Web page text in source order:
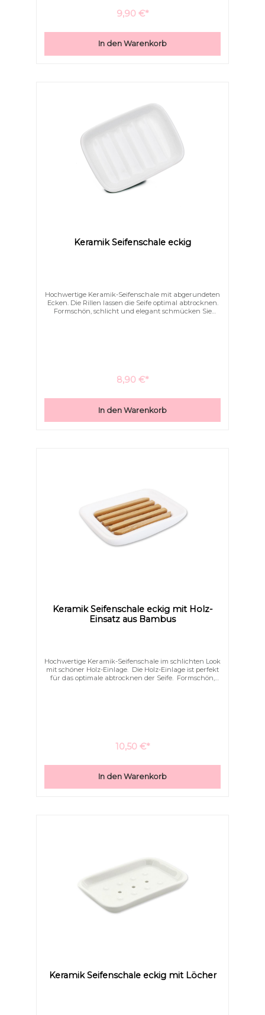
9,90 €*
In den Warenkorb
Keramik Seifenschale eckig
Hochwertige Keramik-Seifenschale mit abgerundeten
Ecken. Die Rillen lassen die Seife optimal abtrocknen.
Formschön, schlicht und elegant schmücken Sie
8,90 €*
In den Warenkorb
Keramik Seifenschale eckig mit Holz-
Einsatz aus Bambus
Hochwertige Keramik-Seifenschale im schlichten Look
mit schöner Holz-Einlage. Die Holz-Einlage ist perfekt
für das optimale abtrocknen der Seife. Formschön,
10,50 €*
In den Warenkorb
Keramik Seifenschale eckig mit Löcher